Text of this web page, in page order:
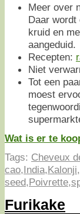
Meer over
Daar wordt
kruid en
aangeduid.
Recepten:
Niet
Tot een
moest
Wat is er te
Tags: Cheveux
cao,India,Kalonji,
seed,Poivrette,
Furikake